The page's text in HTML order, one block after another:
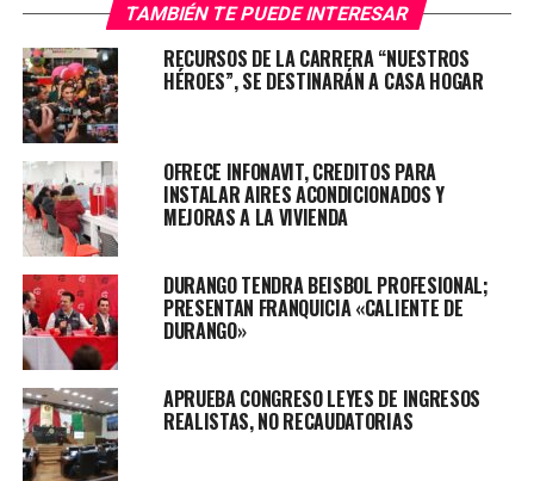
Su detención se registra cuando los agentes policiacos
realizaban recorrido por la calle del Arroyo Seco en el
TAMBIÉN TE PUEDE INTERESAR
RECURSOS DE LA CARRERA “NUESTROS
HÉROES”, SE DESTINARÁN A CASA HOGAR
OFRECE INFONAVIT, CREDITOS PARA
INSTALAR AIRES ACONDICIONADOS Y
MEJORAS A LA VIVIENDA
DURANGO TENDRA BEISBOL PROFESIONAL;
PRESENTAN FRANQUICIA «CALIENTE DE
DURANGO»
APRUEBA CONGRESO LEYES DE INGRESOS
REALISTAS, NO RECAUDATORIAS